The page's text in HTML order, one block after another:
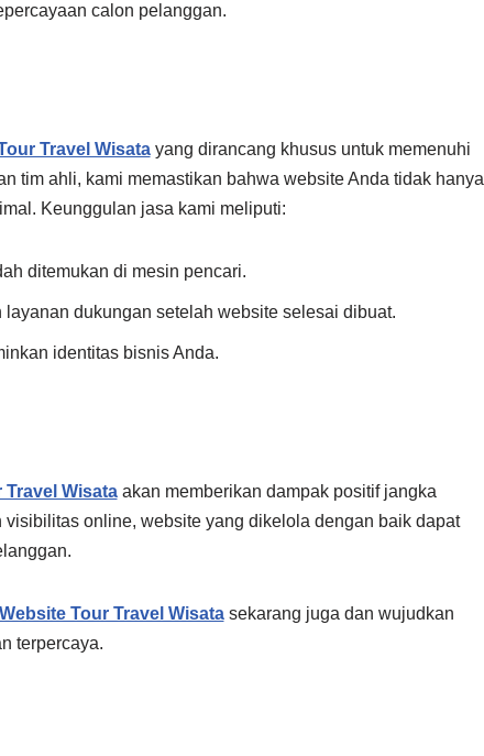
calon pelanggan.
Travel Wisatayang dirancang khusus untuk memenuhi
tim ahli, kami memastikan bahwa website Anda tidak hanya
Keunggulan jasa kami meliputi:
ditemukan di mesin pencari.
layanan dukungan setelah website selesai dibuat.
identitas bisnis Anda.
Wisataakan memberikan dampak positif jangka
online, website yang dikelola dengan baik dapat
Tour Travel Wisatasekarang juga dan wujudkan
terpercaya.